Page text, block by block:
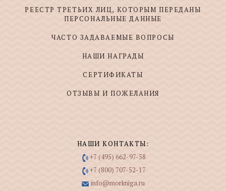
РЕЕСТР ТРЕТЬИХ ЛИЦ, КОТОРЫМ ПЕРЕДАНЫ
ПЕРСОНАЛЬНЫЕ ДАННЫЕ
ЧАСТО ЗАДАВАЕМЫЕ ВОПРОСЫ
НАШИ НАГРАДЫ
СЕРТИФИКАТЫ
ОТЗЫВЫ И ПОЖЕЛАНИЯ
НАШИ КОНТАКТЫ:
+7 (495) 662-97-58
+7 (800) 707-52-17
info@morkniga.ru